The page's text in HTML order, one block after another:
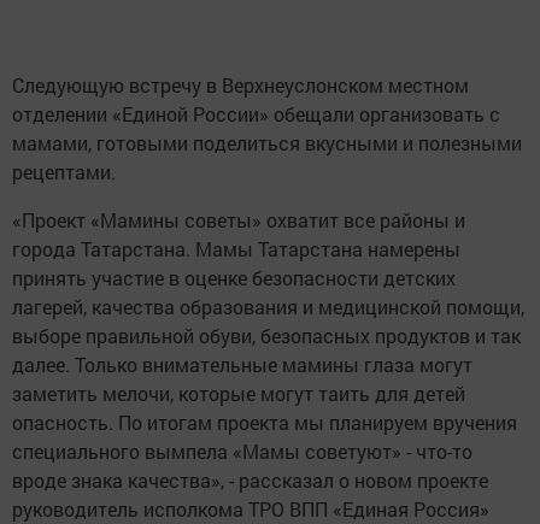
Следующую встречу в Верхнеуслонском местном
отделении «Единой России» обещали организовать с
мамами, готовыми поделиться вкусными и полезными
рецептами.
«Проект «Мамины советы» охватит все районы и
города Татарстана. Мамы Татарстана намерены
принять участие в оценке безопасности детских
лагерей, качества образования и медицинской помощи,
выборе правильной обуви, безопасных продуктов и так
далее. Только внимательные мамины глаза могут
заметить мелочи, которые могут таить для детей
опасность. По итогам проекта мы планируем вручения
специального вымпела «Мамы советуют» - что-то
вроде знака качества», - рассказал о новом проекте
руководитель исполкома ТРО ВПП «Единая Россия»